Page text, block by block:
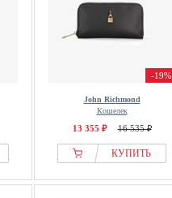
-19%
John Richmond
Кошелек
13 355 ₽ 16 535 ₽
КУПИТЬ